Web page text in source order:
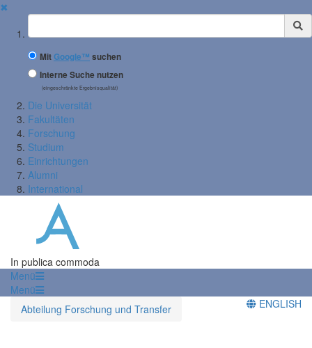
✖
Suchbegriff
MitGoogle™ suchen
Interne Suche nutzen
(eingeschränkte Ergebnisqualität)
Die Universität
Fakultäten
Forschung
Studium
Einrichtungen
Alumni
International
In publica commoda
Menü
Menü
Abteilung Forschung und Transfer
ENGLISH